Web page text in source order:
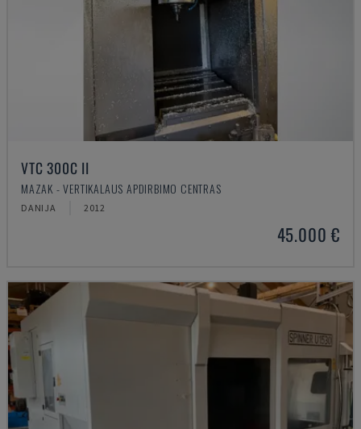
VTC 300C II
MAZAK - VERTIKALAUS APDIRBIMO CENTRAS
DANIJA 2012
45.000 €